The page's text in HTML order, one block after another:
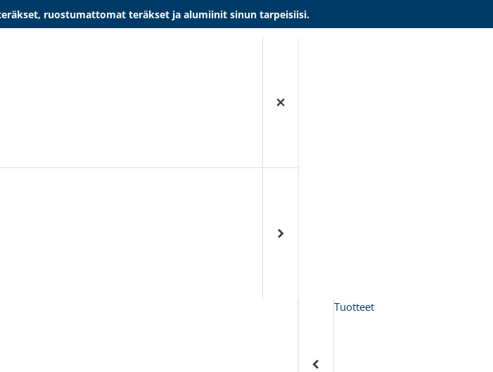
ruostumattomat teräkset ja alumiinit sinun tarpeisiisi.
Tuotteet